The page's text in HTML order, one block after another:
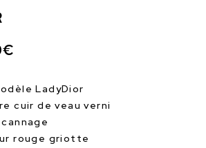
LadyDior
cuir de veau verni
rouge griotte